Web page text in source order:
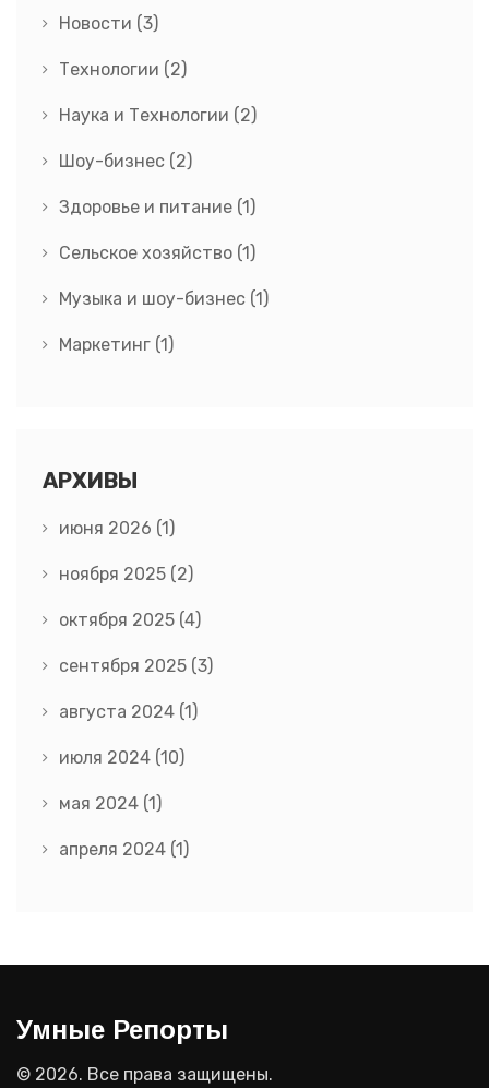
Новости (3)
Технологии (2)
Наука и Технологии (2)
Шоу-бизнес (2)
Здоровье и питание (1)
Сельское хозяйство (1)
Музыка и шоу-бизнес (1)
Маркетинг (1)
АРХИВЫ
июня 2026 (1)
ноября 2025 (2)
октября 2025 (4)
сентября 2025 (3)
августа 2024 (1)
июля 2024 (10)
мая 2024 (1)
апреля 2024 (1)
Умные Репорты
© 2026. Все права защищены.